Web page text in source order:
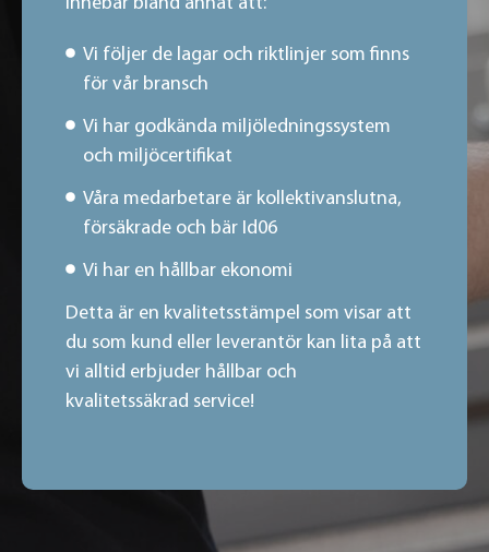
Vi följer de lagar och riktlinjer som finns
för vår bransch
Vi har godkända miljöledningssystem
och miljöcertifikat
Våra medarbetare är kollektivanslutna,
försäkrade och bär Id06
Vi har en hållbar ekonomi
Detta är en kvalitetsstämpel som visar att
du som kund eller leverantör kan lita på att
vi alltid erbjuder hållbar och
kvalitetssäkrad service!